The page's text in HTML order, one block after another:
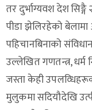
तर दुर्भाग्यवश देश
पीडा झेलिरहेको
पहिचानबिनाको
उल्लेखित गणतन्त्र, धर्म
जस्ता केही
मुलुकमा सदियौदेखि